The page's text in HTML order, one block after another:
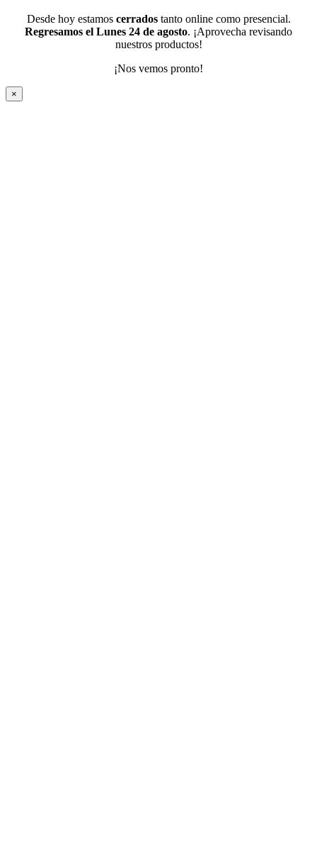
Desde hoy estamos cerradostanto online como presencial.
Regresamos el Lunes 24 de agosto. ¡Aprovecha revisando
nuestros productos!
¡Nos vemos pronto!
×